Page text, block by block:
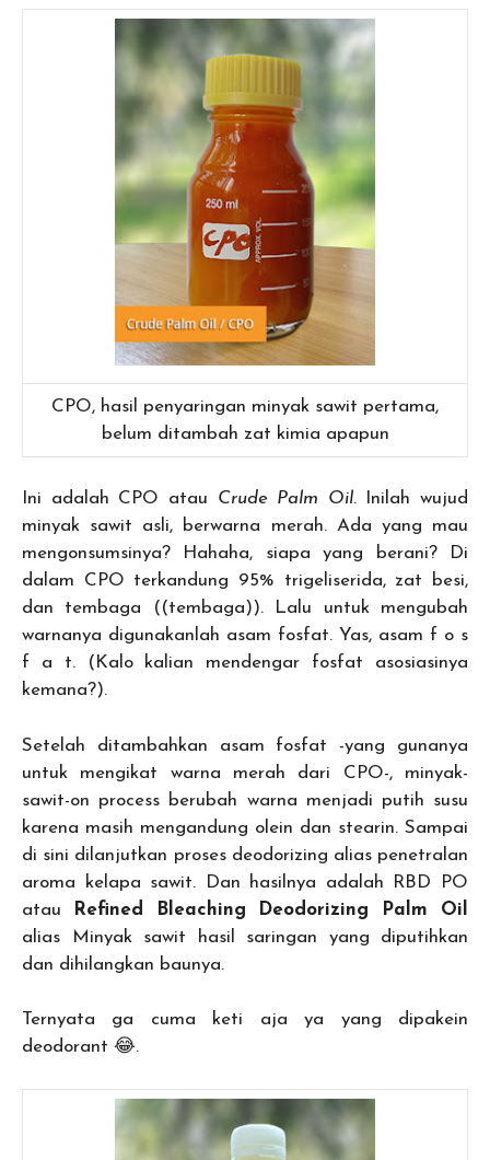
CPO, hasil penyaringan minyak sawit pertama,
belum ditambah zat kimia apapun
Ini adalah CPO atau Crude Palm Oil. Inilah wujud
minyak sawit asli, berwarna merah. Ada yang mau
mengonsumsinya? Hahaha, siapa yang berani? Di
dalam CPO terkandung 95% trigeliserida, zat besi,
dan tembaga ((tembaga)). Lalu untuk mengubah
warnanya digunakanlah asam fosfat. Yas, asam f o s
f a t. (Kalo kalian mendengar fosfat asosiasinya
kemana?).
Setelah ditambahkan asam fosfat -yang gunanya
untuk mengikat warna merah dari CPO-, minyak-
sawit-on process berubah warna menjadi putih susu
karena masih mengandung olein dan stearin. Sampai
di sini dilanjutkan proses deodorizing alias penetralan
aroma kelapa sawit. Dan hasilnya adalah RBD PO
atau
Refined Bleaching Deodorizing Palm Oil
alias Minyak sawit hasil saringan yang diputihkan
dan dihilangkan baunya.
Ternyata ga cuma keti aja ya yang dipakein
deodorant 😂.